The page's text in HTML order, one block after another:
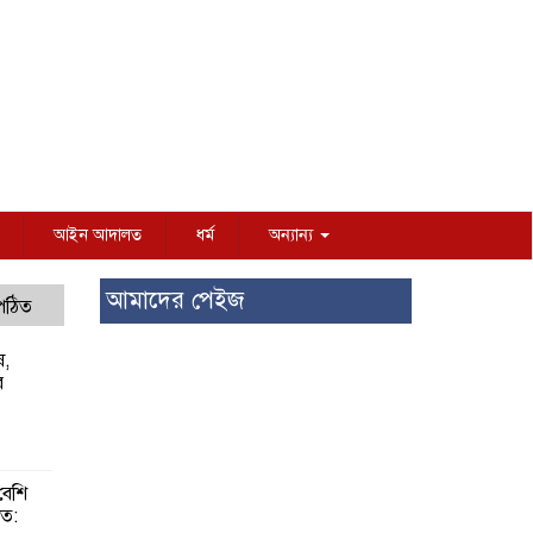
আইন আদালত ধর্ম অন্যান্য
আমাদের পেইজ